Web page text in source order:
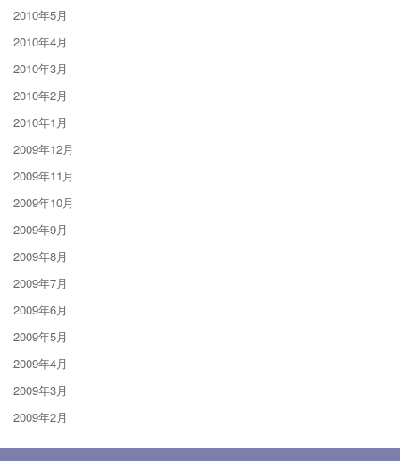
2010年5月
2010年4月
2010年3月
2010年2月
2010年1月
2009年12月
2009年11月
2009年10月
2009年9月
2009年8月
2009年7月
2009年6月
2009年5月
2009年4月
2009年3月
2009年2月